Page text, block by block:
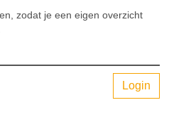
zodat je een eigen overzicht
Login